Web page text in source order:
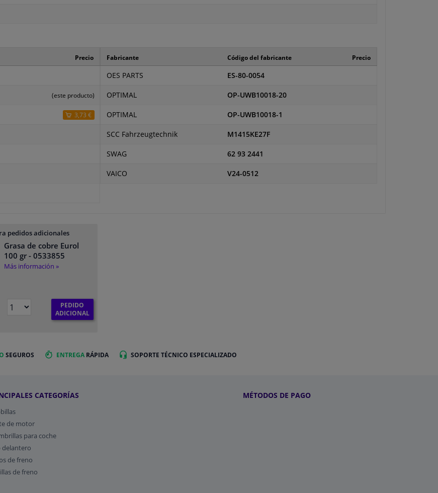
Precio
(este producto)
3,73 €
Fabricante Código del fabricante Precio
OES PARTS ES-80-0054
OPTIMAL OP-UWB10018-20
OPTIMAL OP-UWB10018-1
SCC Fahrzeugtechnik M1415KE27F
SWAG 62 93 2441
VAICO V24-0512
pedidos adicionales
Grasa de cobre Eurol
100 gr- 0533855
Más información »
PEDIDO
ADICIONAL
SEGUROS ENTREGA RÁPIDA SOPORTE TÉCNICO ESPECIALIZADO
CATEGORÍAS
de motor
para coche
delantero
de freno
de freno
MÉTODOS DE PAGO